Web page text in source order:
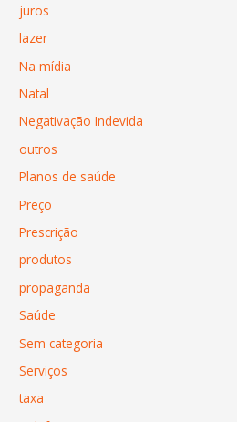
juros
lazer
Na mídia
Natal
Negativação Indevida
outros
Planos de saúde
Preço
Prescrição
produtos
propaganda
Saúde
Sem categoria
Serviços
taxa